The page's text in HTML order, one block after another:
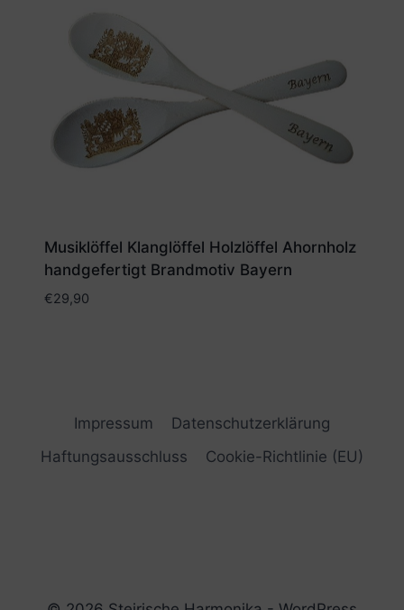
Musiklöffel Klanglöffel Holzlöffel Ahornholz
handgefertigt Brandmotiv Bayern
€29,90
Impressum
Datenschutzerklärung
Haftungsausschluss
Cookie-Richtlinie (EU)